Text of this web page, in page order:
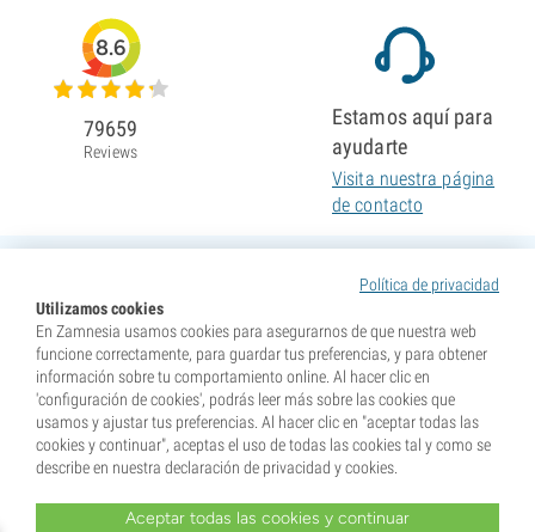
Política de privacidad
Utilizamos cookies
En Zamnesia usamos cookies para asegurarnos de que nuestra web
funcione correctamente, para guardar tus preferencias, y para obtener
información sobre tu comportamiento online. Al hacer clic en
'configuración de cookies', podrás leer más sobre las cookies que
usamos y ajustar tus preferencias. Al hacer clic en "aceptar todas las
cookies y continuar", aceptas el uso de todas las cookies tal y como se
describe en nuestra declaración de privacidad y cookies.
Aceptar todas las cookies y continuar
8.6
79659
Reviews
Estamos aquí para
ayudarte
Visita nuestra página
de contacto
* Nuestras semillas se venden como suvenires. La germinación de semillas es ilegal en muchos